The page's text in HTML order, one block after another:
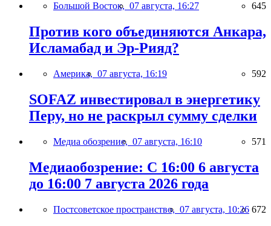
Большой Восток, 07 августа, 16:27 645
Против кого объединяются Анкара,
Исламабад и Эр-Рияд?
Америка, 07 августа, 16:19 592
SOFAZ инвестировал в энергетику
Перу, но не раскрыл сумму сделки
Медиа обозрение, 07 августа, 16:10 571
Медиаобозрение: С 16:00 6 августа
до 16:00 7 августа 2026 года
Постсоветское пространство, 07 августа, 10:26 672